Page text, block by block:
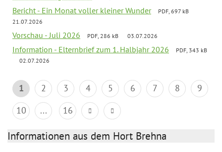
Bericht - Ein Monat voller kleiner Wunder
PDF, 697 kB
21.07.2026
Vorschau - Juli 2026 PDF, 286 kB 03.07.2026
Information - Elternbrief zum 1. Halbjahr 2026
PDF, 343 kB
02.07.2026
1 2 3 4 5 6 7 8
9
10
... 16
Informationen aus dem Hort Brehna